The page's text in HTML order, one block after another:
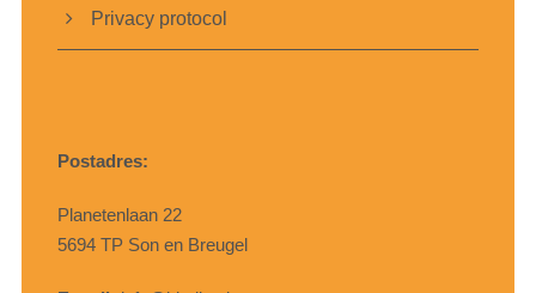
Privacy protocol
Postadres:
Planetenlaan 22
5694 TP Son en Breugel